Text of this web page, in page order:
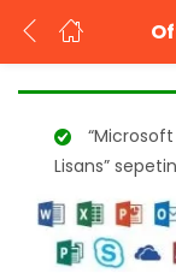
Kullanıcı adınızı
Lisans”